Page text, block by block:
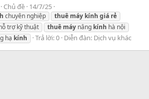
Chủ đề 14/7/25
chuyên nghiệp thuê máy kính giá rẻ
trợ kỹ thuật thuê máy nâng kính hà nội
hạ kính Trả lời: 0 Diễn đàn: Dịch vụ khác